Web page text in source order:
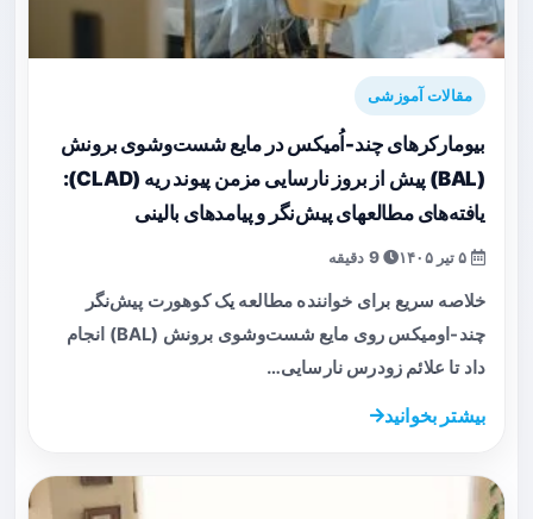
مقالات آموزشی
بیومارکرهای چند-اُمیکس در مایع شست‌وشوی برونش
(BAL) پیش از بروز نارسایی مزمن پیوند ریه (CLAD):
یافته‌های مطالعه‎ای پیش‌نگر و پیامدهای بالینی
9 دقیقه
خلاصه سریع برای خواننده مطالعه یک کوهورت پیش‌نگر
چند-اومیکس روی مایع شست‌وشوی برونش (BAL) انجام
داد تا علائم زودرس نارسایی…
بیشتر بخوانید